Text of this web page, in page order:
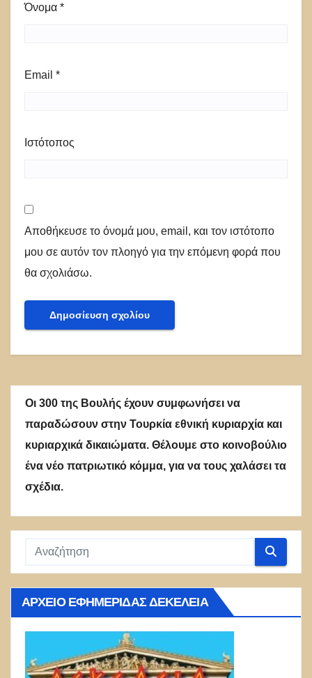
Όνομα *
Email *
Ιστότοπος
Αποθήκευσε το όνομά μου, email, και τον ιστότοπο
μου σε αυτόν τον πλοηγό για την επόμενη φορά που
θα σχολιάσω.
Οι 300 της Βουλής έχουν συμφωνήσει να
παραδώσουν στην Τουρκία εθνική κυριαρχία και
κυριαρχικά δικαιώματα. Θέλουμε στο κοινοβούλιο
ένα νέο πατριωτικό κόμμα, για να τους χαλάσει τα
σχέδια.
ΑΡΧΕΊΟ ΕΦΗΜΕΡΊΔΑΣ ΔΕΚΈΛΕΙΑ